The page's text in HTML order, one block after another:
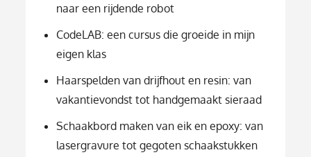
naar een rijdende robot
CodeLAB: een cursus die groeide in mijn
eigen klas
Haarspelden van drijfhout en resin: van
vakantievondst tot handgemaakt sieraad
Schaakbord maken van eik en epoxy: van
lasergravure tot gegoten schaakstukken